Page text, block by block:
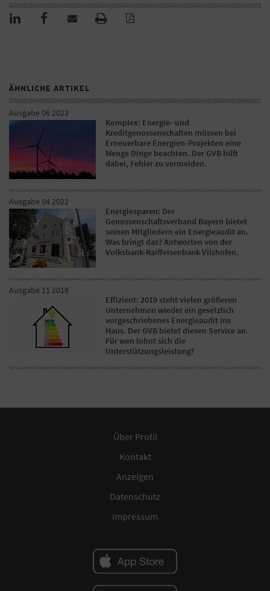
ÄHNLICHE ARTIKEL
Ausgabe 06 2023
Komplex: Energie- und
Kreditgenossenschaften müssen bei
Erneuerbare Energien-Projekten eine
Menge Dinge beachten. Der GVB hilft
dabei, Fehler zu vermeiden.
Ausgabe 04 2022
Energiesparen: Der
Genossenschaftsverband Bayern bietet
seinen Mitgliedern ein Energieaudit an.
Was bringt das? Antworten von der
Volksbank-Raiffeisenbank Vilshofen.
Ausgabe 11 2018
Effizient: 2019 steht vielen größeren
Unternehmen wieder ein gesetzlich
vorgeschriebenes Energieaudit ins
Haus. Der GVB bietet diesen Service an.
Für wen lohnt sich die
Unterstützungsleistung?
Über Profil
Kontakt
Anzeigen
Datenschutz
Impressum